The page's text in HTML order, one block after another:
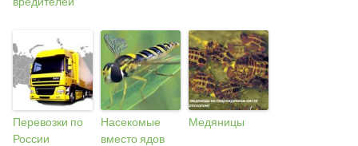
Перевозки по
России
Насекомые
вместо ядов
Медяницы